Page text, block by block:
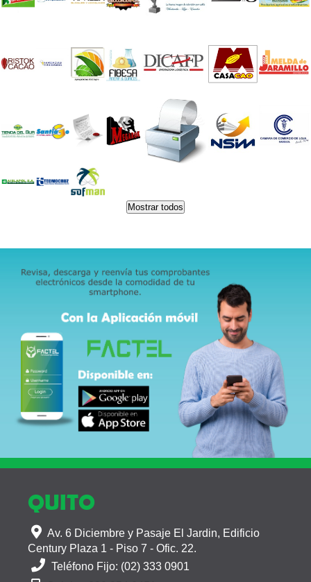
QUITO
Av. 6 Diciembre y Pasaje El Jardin, Edificio
Century Plaza 1 - Piso 7 - Ofic. 22.
Teléfono Fijo: (02) 333 0901